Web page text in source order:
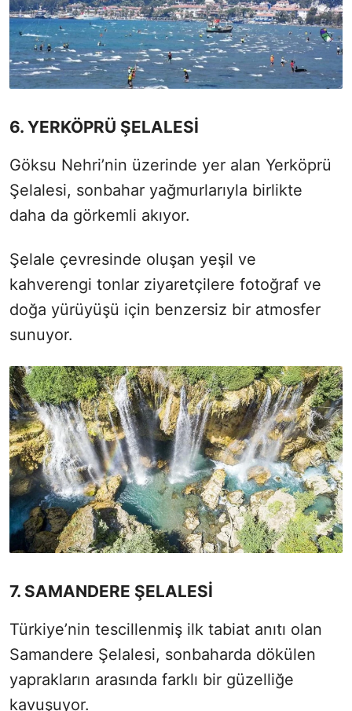
6. YERKÖPRÜ ŞELALESİ
Göksu Nehri’nin üzerinde yer alan Yerköprü
Şelalesi, sonbahar yağmurlarıyla birlikte
daha da görkemli akıyor.
Şelale çevresinde oluşan yeşil ve
kahverengi tonlar ziyaretçilere fotoğraf ve
doğa yürüyüşü için benzersiz bir atmosfer
sunuyor.
7. SAMANDERE ŞELALESİ
Türkiye’nin tescillenmiş ilk tabiat anıtı olan
Samandere Şelalesi, sonbaharda dökülen
yaprakların arasında farklı bir güzelliğe
kavuşuyor.